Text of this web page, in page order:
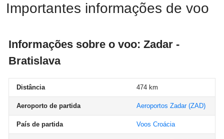
Importantes informações de voo
Informações sobre o voo: Zadar -
Bratislava
Distância 474 km
Aeroporto de partida Aeroportos Zadar(ZAD)
País de partida Voos Croácia